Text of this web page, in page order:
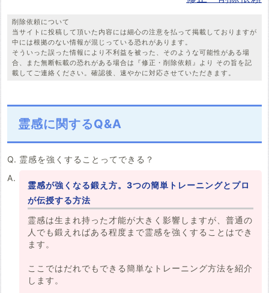
削除依頼について
当サイトに投稿して頂いた内容には細心の注意を払って掲載しておりますが
中には根拠のない情報が混じっている恐れがあります。
そういった誤った情報により不利益を被った、そのような可能性がある場
合、また無断転載の恐れがある場合は『修正・削除依頼』より その旨を記
載してご連絡ください。確認後、速やかに対応させていただきます。
霊感に関するQ&A
霊感を強くすることってできる？
霊感が強くなる鍛え方。3つの簡単トレーニングとプロ
が伝授する方法
霊感は生まれ持った才能が大きく影響しますが、普通の
人でも鍛えればある程度まで霊感を強くすることはでき
ます。
ここではだれでもできる簡単なトレーニング方法を紹介
します。